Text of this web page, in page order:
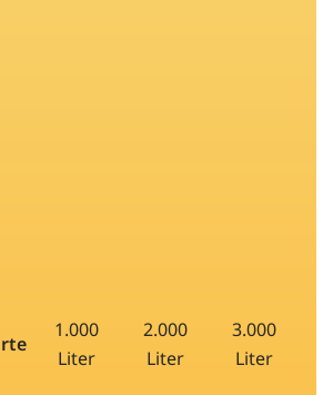
1.000
Liter
2.000
Liter
3.000
Liter